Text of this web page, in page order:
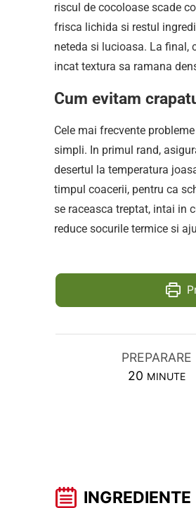
riscul de cocoloase scade
frisca lichida si restul
neteda si lucioasa. La final,
incat textura sa ramana
Cum evitam
Cele mai frecvente
simpli. In primul rand,
desertul la temperatura
timpul coacerii, pentru ca
se raceasca treptat, intai in
reduce socurile termice si
PREPARARE
20 MINUTES
MINUTE
INGREDIENTE